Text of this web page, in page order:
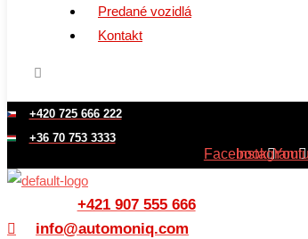
Výkup vozidiel
Predané vozidlá
+420 725 666 222
+36 70 753 3333
Slovak